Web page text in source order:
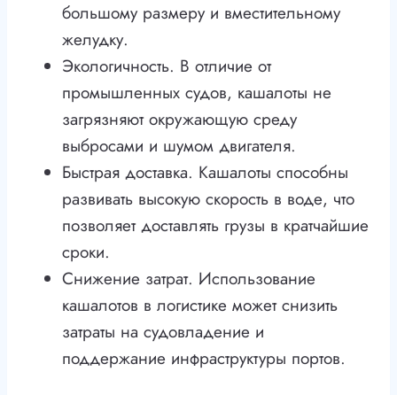
большому размеру и вместительному
желудку.
Экологичность. В отличие от
промышленных судов, кашалоты не
загрязняют окружающую среду
выбросами и шумом двигателя.
Быстрая доставка. Кашалоты способны
развивать высокую скорость в воде, что
позволяет доставлять грузы в кратчайшие
сроки.
Снижение затрат. Использование
кашалотов в логистике может снизить
затраты на судовладение и
поддержание инфраструктуры портов.